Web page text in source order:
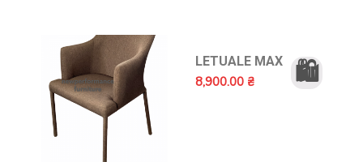
LETUALE MAX
8,900.00 ₴ 🛍️